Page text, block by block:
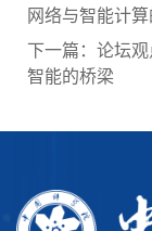
网络与智能计
下一篇：论坛
智能的桥梁